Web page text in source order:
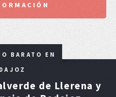
BARATO EN
de Llerena y